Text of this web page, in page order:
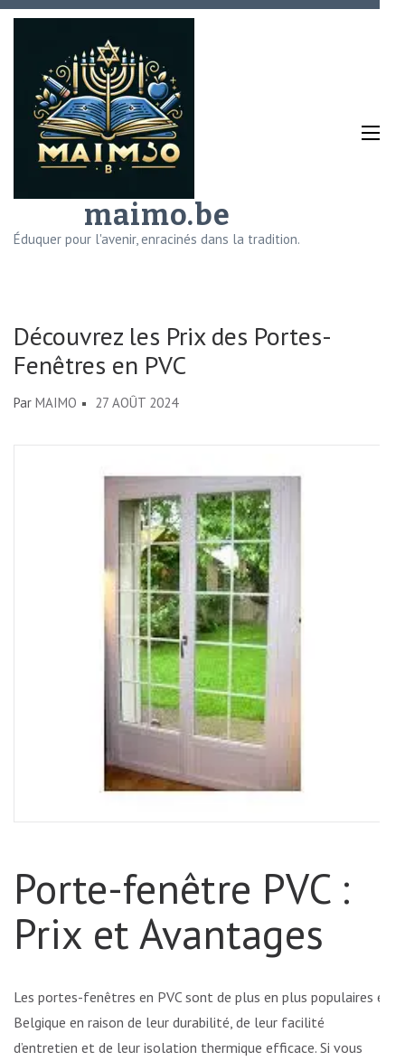
Aller
(Pressez
Entrée)
maimo.be
Éduquer pour l'avenir, enracinés dans la tradition.
Découvrez les Prix des Portes-
Fenêtres en PVC
Par MAIMO 27 AOÛT 2024
Porte-fenêtre PVC :
Prix et Avantages
Les portes-fenêtres en PVC sont de plus en plus populaires en
Belgique en raison de leur durabilité, de leur facilité
d’entretien et de leur isolation thermique efficace. Si vous